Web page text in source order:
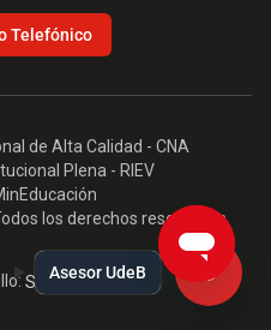
Telefónico
de Alta Calidad - CNA
Plena - RIEV
los derechos reservados.
Seed EM
Asesor UdeB